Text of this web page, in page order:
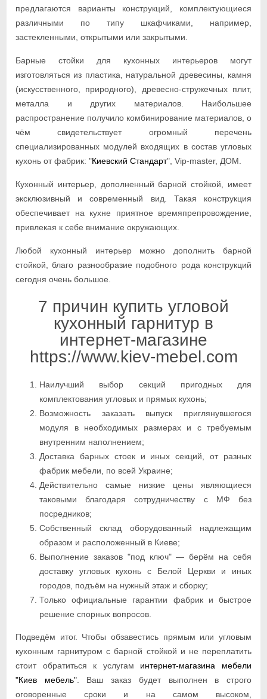
предлагаются варианты конструкций, комплектующиеся
различными по типу шкафчиками, например,
застекленными, открытыми или закрытыми.
Барные стойки для кухонных интерьеров могут
изготовляться из пластика, натуральной древесины, камня
(искусственного, природного), древесно-стружечных плит,
металла и других материалов. Наибольшее
распространение получило комбинирование материалов, о
чём свидетельствует огромный перечень
специализированных модулей входящих в состав угловых
кухонь от фабрик: "Киевский Стандарт", Vip-master, ДОМ.
Кухонный интерьер, дополненный барной стойкой, имеет
эксклюзивный и современный вид. Такая конструкция
обеспечивает на кухне приятное времяпрепровождение,
привлекая к себе внимание окружающих.
Любой кухонный интерьер можно дополнить барной
стойкой, благо разнообразие подобного рода конструкций
сегодня очень большое.
7 причин купить угловой
кухонный гарнитур в
интернет-магазине
https://www.kiev-mebel.com
Наилучший выбор секций пригодных для
комплектования угловых и прямых кухонь;
Возможность заказать выпуск приглянувшегося
модуля в необходимых размерах и с требуемым
внутренним наполнением;
Доставка барных стоек и иных секций, от разных
фабрик мебели, по всей Украине;
Действительно самые низкие цены являющиеся
таковыми благодаря сотрудничеству с МФ без
посредников;
Собственный склад оборудованный надлежащим
образом и расположенный в Киеве;
Выполнение заказов "под ключ" — берём на себя
доставку угловых кухонь с Белой Церкви и иных
городов, подъём на нужный этаж и сборку;
Только официальные гарантии фабрик и быстрое
решение спорных вопросов.
Подведём итог. Чтобы обзавестись прямым или угловым
кухонным гарнитуром с барной стойкой и не переплатить
стоит обратиться к услугам интернет-магазина мебели
"Киев мебель". Ваш заказ будет выполнен в строго
оговоренные сроки и на самом высоком,